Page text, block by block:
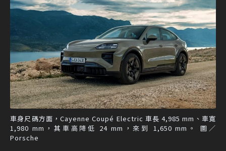
車身尺碼方面，Cayenne Coupé Electric 車長 4,985 mm、車寬
1,980 mm，其車高降低 24 mm，來到 1,650 mm。 圖／
Porsche